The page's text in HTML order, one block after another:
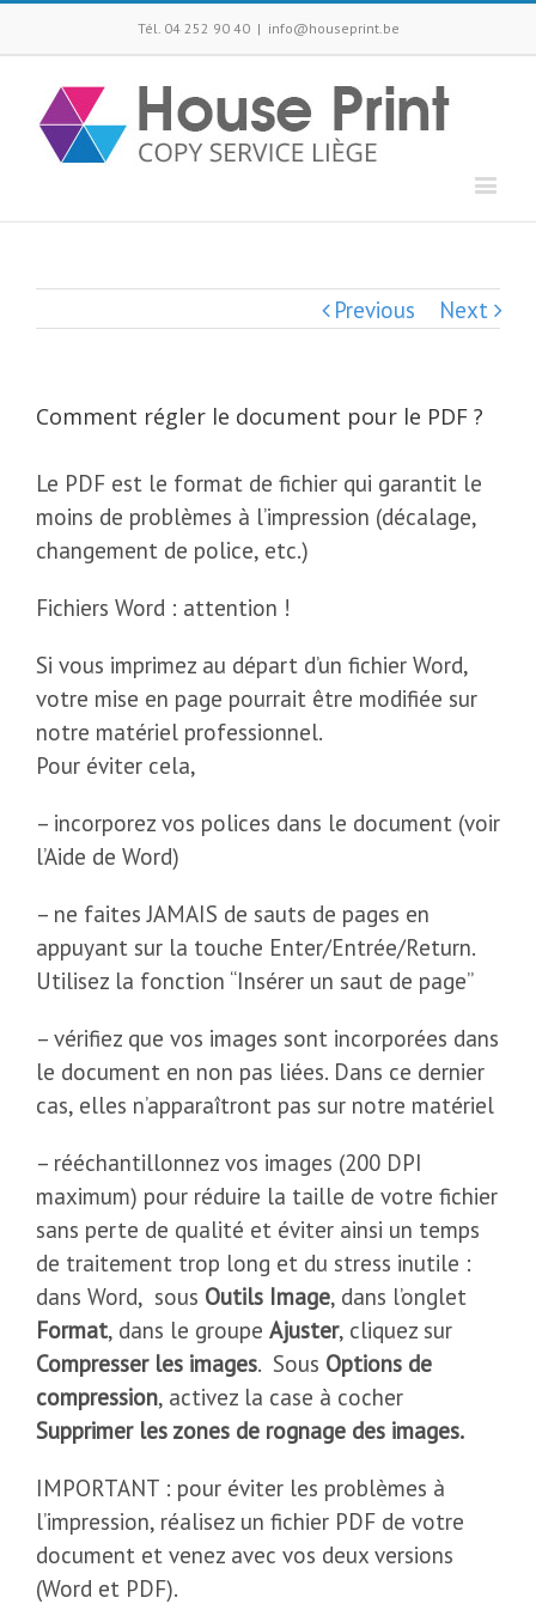
Tél. 04 252 90 40 | info@houseprint.be
Previous Next
Comment régler le document pour le PDF ?
Le PDF est le format de fichier qui garantit le
moins de problèmes à l’impression (décalage,
changement de police, etc.)
Fichiers Word : attention !
Si vous imprimez au départ d’un fichier Word,
votre mise en page pourrait être modifiée sur
notre matériel professionnel.
Pour éviter cela,
– incorporez vos polices dans le document (voir
l’Aide de Word)
– ne faites JAMAIS de sauts de pages en
appuyant sur la touche Enter/Entrée/Return.
Utilisez la fonction “Insérer un saut de page”
– vérifiez que vos images sont incorporées dans
le document en non pas liées. Dans ce dernier
cas, elles n’apparaîtront pas sur notre matériel
– rééchantillonnez vos images (200 DPI
maximum) pour réduire la taille de votre fichier
sans perte de qualité et éviter ainsi un temps
de traitement trop long et du stress inutile :
dans Word, sous Outils Image, dans l’onglet
Format, dans le groupe Ajuster, cliquez sur
Compresser les images. Sous Options de
compression, activez la case à cocher
Supprimer les zones de rognage des images.
IMPORTANT : pour éviter les problèmes à
l’impression, réalisez un fichier PDF de votre
document et venez avec vos deux versions
(Word et PDF).